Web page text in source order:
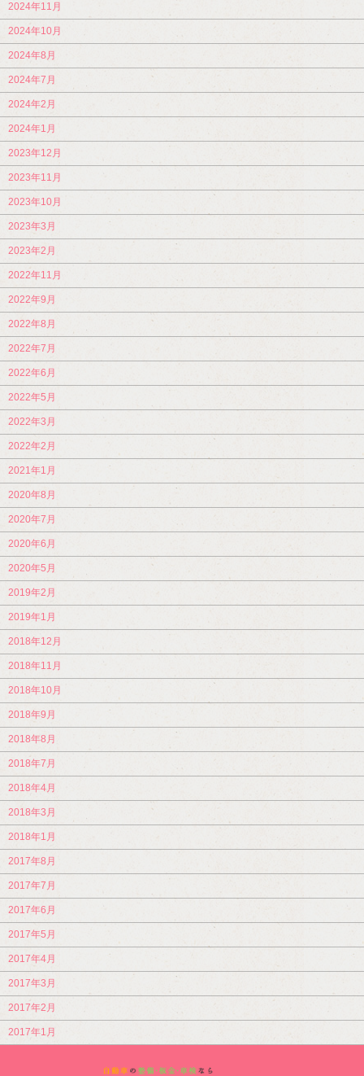
2024年11月
2024年10月
2024年8月
2024年7月
2024年2月
2024年1月
2023年12月
2023年11月
2023年10月
2023年3月
2023年2月
2022年11月
2022年9月
2022年8月
2022年7月
2022年6月
2022年5月
2022年3月
2022年2月
2021年1月
2020年8月
2020年7月
2020年6月
2020年5月
2019年2月
2019年1月
2018年12月
2018年11月
2018年10月
2018年9月
2018年8月
2018年7月
2018年4月
2018年3月
2018年1月
2017年8月
2017年7月
2017年6月
2017年5月
2017年4月
2017年3月
2017年2月
2017年1月